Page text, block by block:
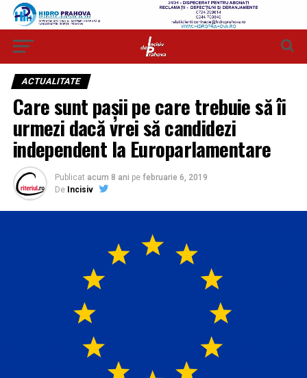
ACTUALITATE
Care sunt pașii pe care trebuie să îi
urmezi dacă vrei să candidezi
independent la Europarlamentare
Publicat acum 8 ani pe februarie 6, 2019
De Incisiv